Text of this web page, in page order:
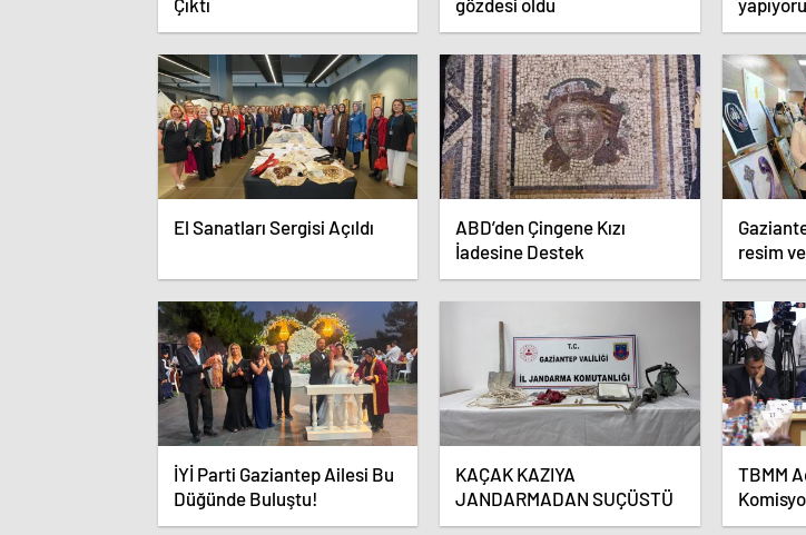
Çıktı
gözdesi oldu
El Sanatları Sergisi Açıldı
ABD’den Çingene Kızı
İadesine Destek
resim
açıldı
İYİ Parti Gaziantep Ailesi Bu
Düğünde Buluştu!
KAÇAK KAZIYA
JANDARMADAN SUÇÜSTÜ
TBMM
Parti